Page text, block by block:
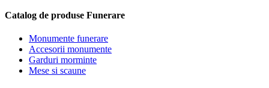
Catalog de produse Funerare
Monumente funerare
Accesorii monumente
Garduri morminte
Mese si scaune